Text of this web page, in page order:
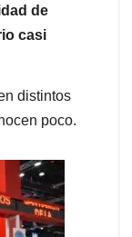
de
casi
distintos
poco.